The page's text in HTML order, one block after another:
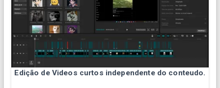
Edição de Videos curtos independente do conteudo.